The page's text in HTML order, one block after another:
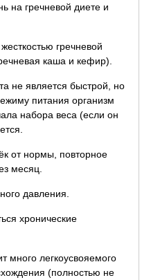
на гречневой диете и
гречневой
каша и кефир).
не является быстрой, но
питания организм
набора веса (если он
от нормы, повторное
месяц.
давления.
хронические
много легкоусвояемого
(полностью не